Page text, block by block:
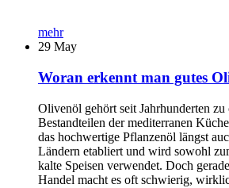
mehr
29 May
Woran erkennt man gutes
Olivenöl gehört seit Jahrhunderten
Bestandteilen der mediterranen
das hochwertige Pflanzenöl längst
Ländern etabliert und wird sowohl
kalte Speisen verwendet. Doch
Handel macht es oft schwierig,